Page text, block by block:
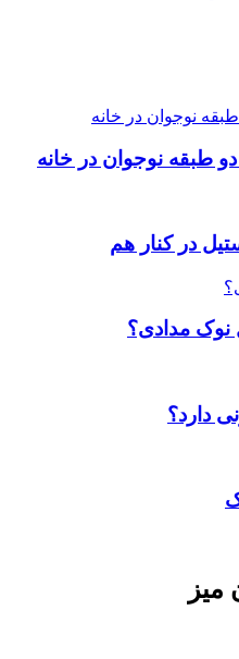
طبقه نوجوان در خانه
در کنار هم
مدادی؟
دارد؟
میز